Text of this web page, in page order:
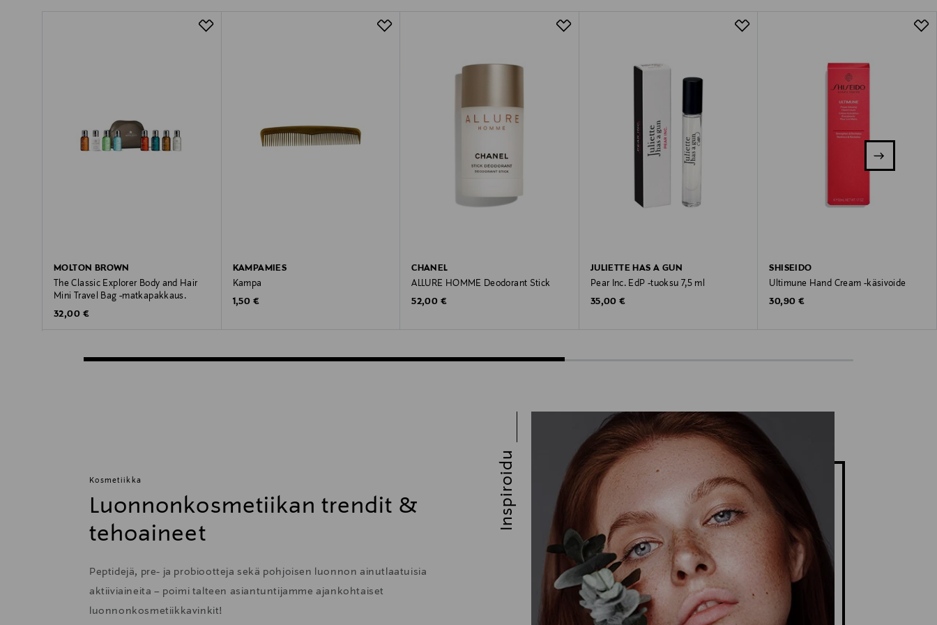
MOLTON BROWN
The Classic Explorer Body and Hair
Mini Travel Bag -matkapakkaus.
Original Price
32,00 €
KAMPAMIES
Kampa
Original Price
1,50 €
CHANEL
ALLURE HOMME Deodorant Stick
Original Price
52,00 €
JULIETTE HAS A GUN
Pear Inc. EdP -tuoksu 7,5 ml
Original Price
35,00 €
SHISEIDO
Ultimune Hand Cream -käsivoide
Original Price
30,90 €
Kosmetiikka
Luonnonkosmetiikan trendit &
tehoaineet
Peptidejä, pre- ja probiootteja sekä pohjoisen luonnon ainutlaatuisia
aktiiviaineita – poimi talteen asiantuntijamme ajankohtaiset
luonnonkosmetiikkavinkit!
Inspiroidu